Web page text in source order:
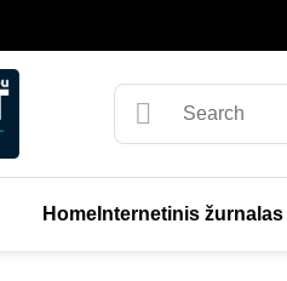
Home Internetinis žurnalas